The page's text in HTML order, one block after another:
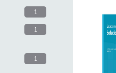
1
1
1